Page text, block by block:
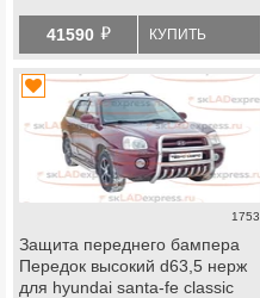
41590 й КУПИТЬ
1753
Защита переднего бампера
Передок высокий d63,5 нерж
для hyundai santa-fe classic